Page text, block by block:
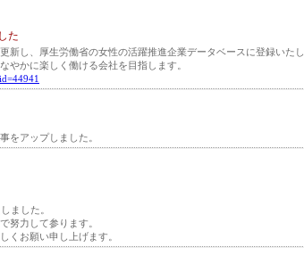
た
新し、厚生労働省の女性の活躍推進企業データベースに登録いたし
やかに楽しく働ける会社を目指します。
をアップしました。
ました。
努力して参ります。
くお願い申し上げます。